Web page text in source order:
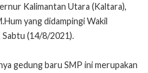
Kalimantan Utara (Kaltara),
yang didampingi Wakil
Sabtu (14/8/2021).
gedung baru SMP ini merupakan